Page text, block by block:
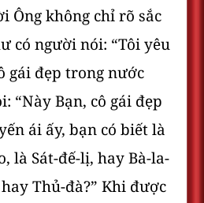
Ông không chỉ rõ sắc
có người nói: “Tôi yêu
gái đẹp trong nước
“Này Bạn, cô gái đẹp
ái ấy, bạn có biết là
là Sát-đế-lị, hay Bà-la-
Thủ-đà?” Khi được